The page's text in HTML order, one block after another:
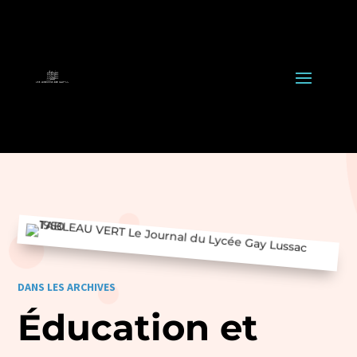
DANS LES ARCHIVES
Éducation et